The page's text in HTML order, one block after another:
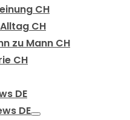
CH
CH
zu Mann CH
CH
DE
DE